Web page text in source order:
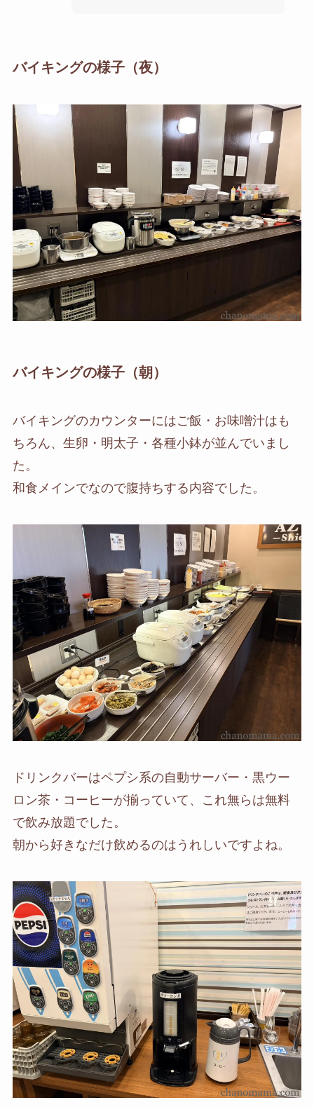
バイキングの様子（夜）
バイキングの様子（朝）
バイキングのカウンターにはご飯・お味噌汁はも
ちろん、生卵・明太子・各種小鉢が並んでいまし
た。
和食メインでなので腹持ちする内容でした。
ドリンクバーはペプシ系の自動サーバー・黒ウー
ロン茶・コーヒーが揃っていて、これ無らは無料
で飲み放題でした。
朝から好きなだけ飲めるのはうれしいですよね。